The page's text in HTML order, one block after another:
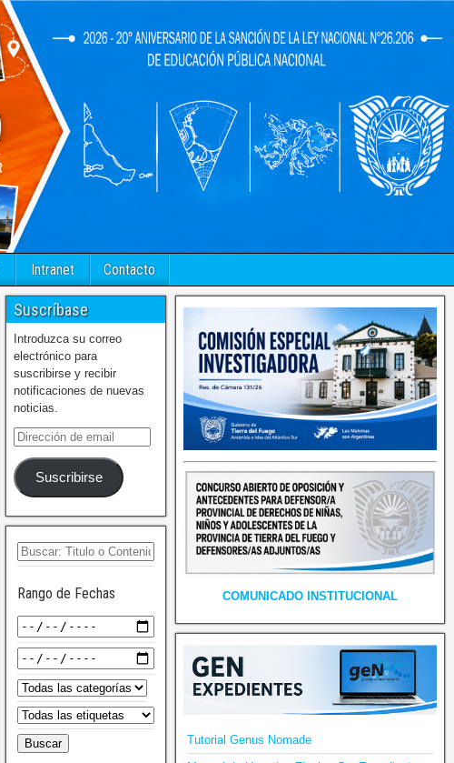
Intranet Contacto
Suscríbase
Introduzca su correo
electrónico para
suscribirse y recibir
notificaciones de nuevas
noticias.
Suscribirse
Rango de Fechas COMUNICADO INSTITUCIONAL
Tutorial Genus Nomade